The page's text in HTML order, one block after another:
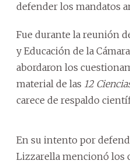
defender los mandatos
Fue durante la reunión
y Educación de la
abordaron los
material de las 12
carece de respaldo
En su intento por
Lizzarella mencionó los